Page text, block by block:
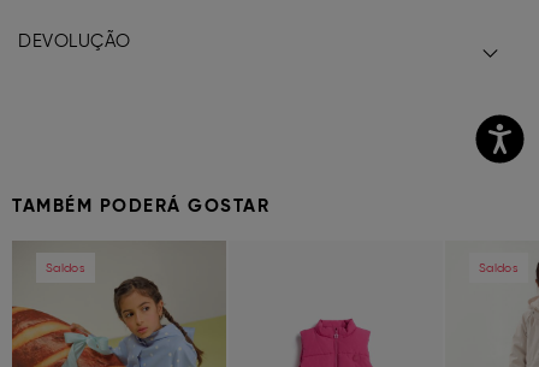
DEVOLUÇÃO
TAMBÉM PODERÁ GOSTAR
Saldos
Previous
Saldos